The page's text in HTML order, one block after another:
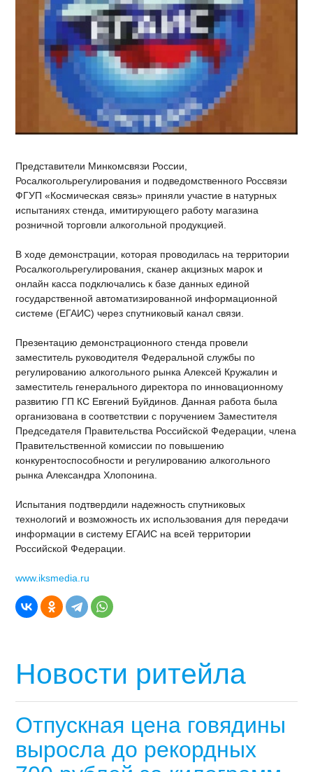
Представители Минкомсвязи России,
Росалкогольрегулирования и подведомственного Россвязи
ФГУП «Космическая связь» приняли участие в натурных
испытаниях стенда, имитирующего работу магазина
розничной торговли алкогольной продукцией.
В ходе демонстрации, которая проводилась на территории
Росалкогольрегулирования, сканер акцизных марок и
онлайн касса подключались к базе данных единой
государственной автоматизированной информационной
системе (ЕГАИС) через спутниковый канал связи.
Презентацию демонстрационного стенда провели
заместитель руководителя Федеральной службы по
регулированию алкогольного рынка Алексей Кружалин и
заместитель генерального директора по инновационному
развитию ГП КС Евгений Буйдинов. Данная работа была
организована в соответствии с поручением Заместителя
Председателя Правительства Российской Федерации, члена
Правительственной комиссии по повышению
конкурентоспособности и регулированию алкогольного
рынка Александра Хлопонина.
Испытания подтвердили надежность спутниковых
технологий и возможность их использования для передачи
информации в систему ЕГАИС на всей территории
Российской Федерации.
www.iksmedia.ru
Новости ритейла
Отпускная цена говядины
выросла до рекордных